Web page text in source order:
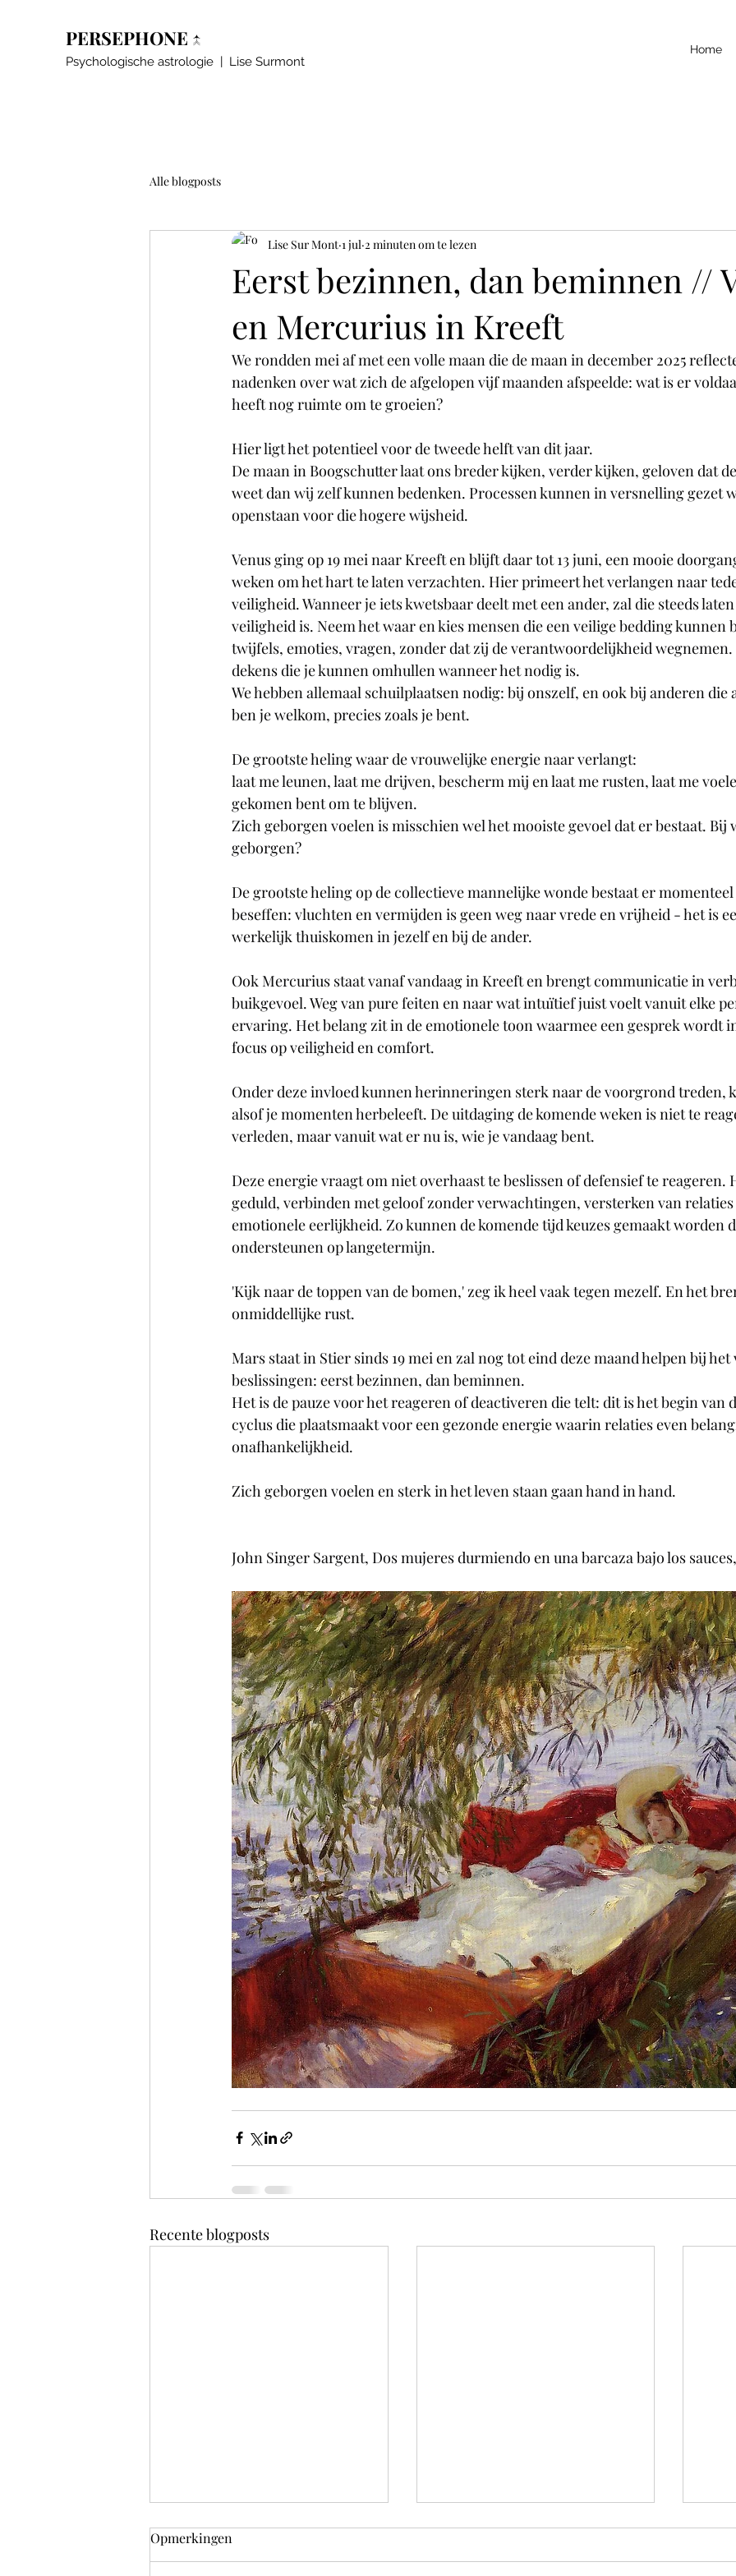
PERSEPHONE ↑
Psychologische astrologie | Lise Surmont
Home
Alle blogposts
Eerst bezinnen, dan beminnen //
en Mercurius in Kreeft
Lise Sur Mont 1 jul 2 minuten om te lezen
We rondden mei af met een volle maan die de maan in december 2025
nadenken over wat zich de afgelopen vijf maanden afspeelde: wat is er
heeft nog ruimte om te groeien?
Hier ligt het potentieel voor de tweede helft van dit jaar.
De maan in Boogschutter laat ons breder kijken, verder kijken, geloven dat
weet dan wij zelf kunnen bedenken. Processen kunnen in versnelling gezet
openstaan voor die hogere wijsheid.
Venus ging op 19 mei naar Kreeft en blijft daar tot 13 juni, een mooie
weken om het hart te laten verzachten. Hier primeert het verlangen naar
veiligheid. Wanneer je iets kwetsbaar deelt met een ander, zal die steeds
veiligheid is. Neem het waar en kies mensen die een veilige bedding kunnen
twijfels, emoties, vragen, zonder dat zij de verantwoordelijkheid
dekens die je kunnen omhullen wanneer het nodig is.
We hebben allemaal schuilplaatsen nodig: bij onszelf, en ook bij anderen die
ben je welkom, precies zoals je bent.
De grootste heling waar de vrouwelijke energie naar verlangt:
laat me leunen, laat me drijven, bescherm mij en laat me rusten, laat me
gekomen bent om te blijven.
Zich geborgen voelen is misschien wel het mooiste gevoel dat er bestaat. Bij
geborgen?
De grootste heling op de collectieve mannelijke wonde bestaat er
beseffen: vluchten en vermijden is geen weg naar vrede en vrijheid - het is
werkelijk thuiskomen in jezelf en bij de ander.
Ook Mercurius staat vanaf vandaag in Kreeft en brengt communicatie in
buikgevoel. Weg van pure feiten en naar wat intuïtief juist voelt vanuit elke
ervaring. Het belang zit in de emotionele toon waarmee een gesprek wordt
focus op veiligheid en comfort.
Onder deze invloed kunnen herinneringen sterk naar de voorgrond treden,
alsof je momenten herbeleeft. De uitdaging de komende weken is niet te
verleden, maar vanuit wat er nu is, wie je vandaag bent.
Deze energie vraagt om niet overhaast te beslissen of defensief te reageren.
geduld, verbinden met geloof zonder verwachtingen, versterken van
emotionele eerlijkheid. Zo kunnen de komende tijd keuzes gemaakt worden
ondersteunen op langetermijn.
'Kijk naar de toppen van de bomen,' zeg ik heel vaak tegen mezelf. En het
onmiddellijke rust.
Mars staat in Stier sinds 19 mei en zal nog tot eind deze maand helpen bij
beslissingen: eerst bezinnen, dan beminnen.
Het is de pauze voor het reageren of deactiveren die telt: dit is het begin van
cyclus die plaatsmaakt voor een gezonde energie waarin relaties even
onafhankelijkheid.
Zich geborgen voelen en sterk in het leven staan gaan hand in hand.
John Singer Sargent, Dos mujeres durmiendo en una barcaza bajo los sauces,
Recente blogposts
Opmerkingen